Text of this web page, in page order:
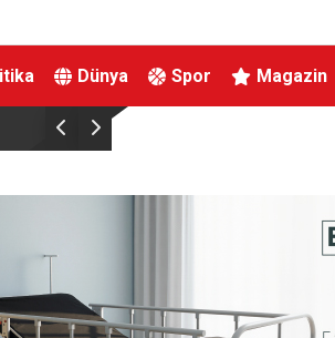
Dünya Spor Magazin
Kestel’de yollar yenilenip genişletiliyor